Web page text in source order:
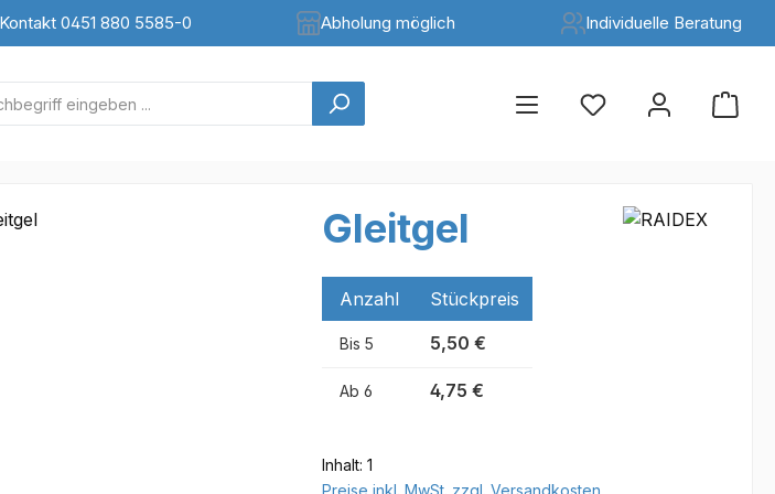
0451 880 5585-0 Abholung möglich Individuelle Beratung
Gleitgel
Anzahl Stückpreis
Bis 5 5,50 €
Ab 6 4,75 €
Inhalt: 1
Preise inkl. MwSt. zzgl. Versandkosten